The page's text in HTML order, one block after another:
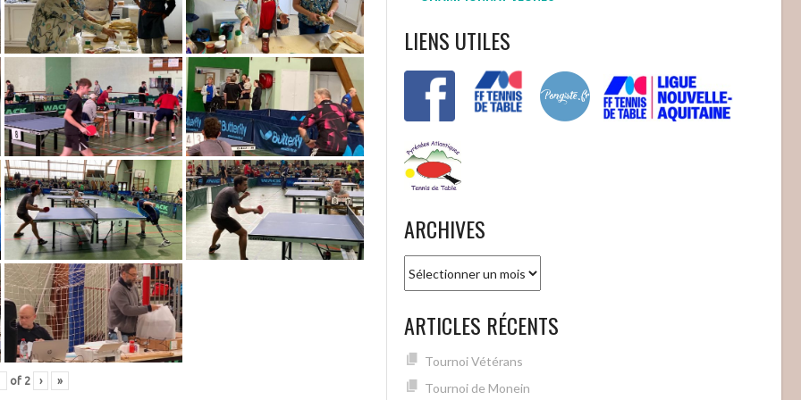
of 2 › »
LIENS UTILES
ARCHIVES
ARTICLES RÉCENTS
Tournoi Vétérans
Tournoi de Monein